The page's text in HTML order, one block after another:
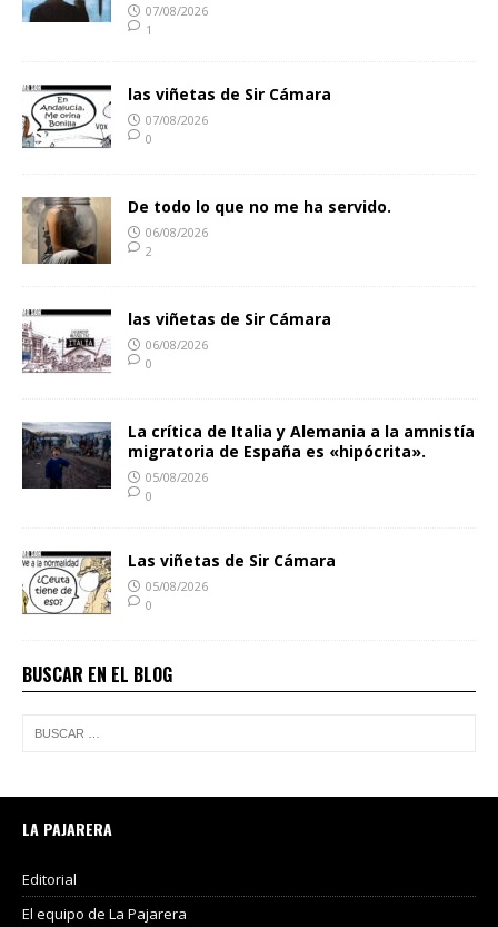
07/08/2026
1
las viñetas de Sir Cámara
07/08/2026
0
De todo lo que no me ha servido.
06/08/2026
2
las viñetas de Sir Cámara
06/08/2026
0
La crítica de Italia y Alemania a la amnistía
migratoria de España es «hipócrita».
05/08/2026
0
Las viñetas de Sir Cámara
05/08/2026
0
BUSCAR EN EL BLOG
LA PAJARERA
Editorial
El equipo de La Pajarera